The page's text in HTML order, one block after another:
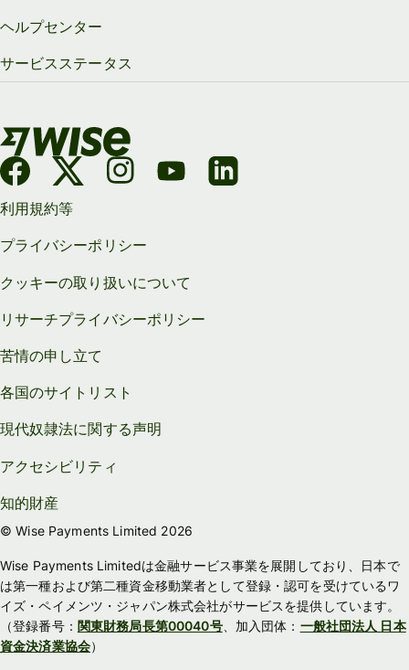
ヘルプセンター
サービスステータス
利用規約等
プライバシーポリシー
クッキーの取り扱いについて
リサーチプライバシーポリシー
苦情の申し立て
各国のサイトリスト
現代奴隷法に関する声明
アクセシビリティ
知的財産
© Wise Payments Limited 2026
Wise Payments Limitedは金融サービス事業を展開しており、日本で
は第一種および第二種資金移動業者として登録・認可を受けているワ
イズ・ペイメンツ・ジャパン株式会社がサービスを提供しています。
（登録番号： 関東財務局長第00040号、加入団体： 一般社団法人 日本
資金決済業協会）